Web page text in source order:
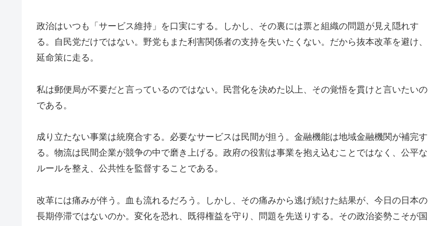
政治はいつも「サービス維持」を口実にする。しかし、その裏には票と組織の問題が見え隠れす
る。自民党だけではない。野党もまた利害関係者の支持を失いたくない。だから抜本改革を避け、
延命策に走る。
私は郵便局が不要だと言っているのではない。民営化を決めた以上、その覚悟を貫けと言いたいの
である。
成り立たない事業は統廃合する。必要なサービスは民間が担う。金融機能は地域金融機関が補完す
る。物流は民間企業が競争の中で磨き上げる。政府の役割は事業を抱え込むことではなく、公平な
ルールを整え、公共性を監督することである。
改革には痛みが伴う。血も流れるだろう。しかし、その痛みから逃げ続けた結果が、今日の日本の
長期停滞ではないのか。変化を恐れ、既得権益を守り、問題を先送りする。その政治姿勢こそが国